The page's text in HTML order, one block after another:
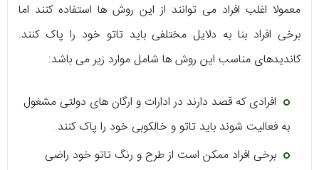
معمولا اغلب افراد می توانند از این روش ها استفاده کنند اما
برخی افراد بنا به دلایل مختلفی باید تاتو خود را پاک کنند.
کاندیدهای مناسب این روش ها شامل موارد زیر می باشد:
افرادی که قصد دارند در ادارات و ارگان های دولتی مشغول
به فعالیت شوند باید تاتو و خالکوبی خود را پاک کنند.
برخی افراد ممکن است از طرح و رنگ تاتو خود راضی